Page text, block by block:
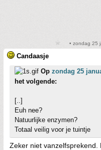
• zondag 25
Candaasje
Op zondag 25
het volgende:
[..]
Euh nee?
Natuurlijke enzymen?
Totaal veilig voor je tuintje
Zeker niet